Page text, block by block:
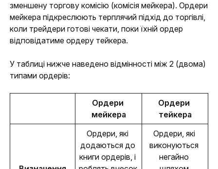
зменшену торгову комісію (комісія мейкера). Ордери
мейкера підкреслюють терплячий підхід до торгівлі,
коли трейдери готові чекати, поки їхній ордер
відповідатиме ордеру тейкера.
У таблиці нижче наведено відмінності між 2 (двома)
типами ордерів:
Ордери
мейкера
Ордери
тейкера
Ордери, які
додаються до
книги ордерів, і
Ордери, які
виконуються
негайно